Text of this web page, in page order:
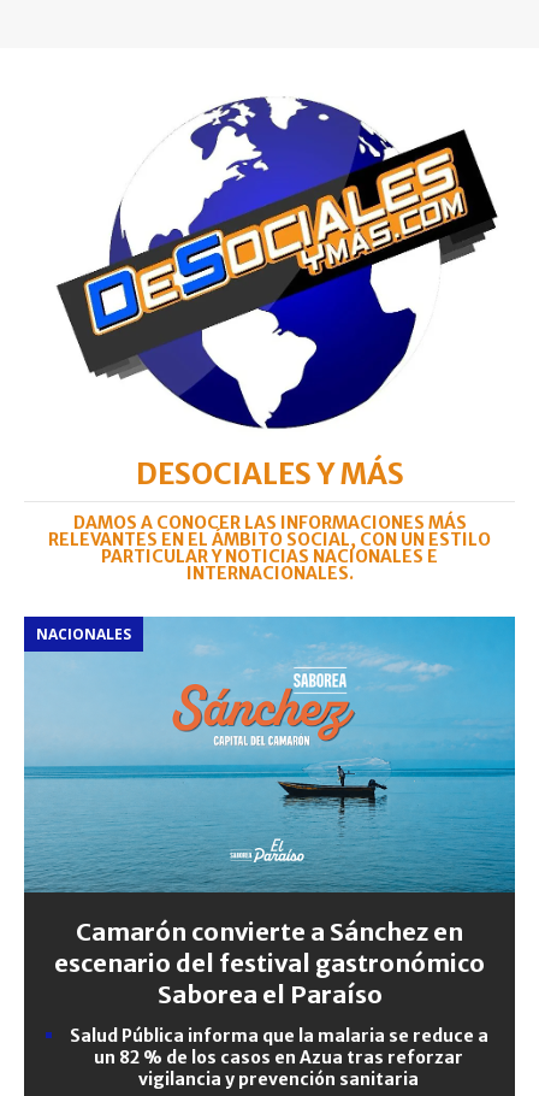
DESOCIALES Y MÁS
DAMOS A CONOCER LAS INFORMACIONES MÁS
RELEVANTES EN EL ÁMBITO SOCIAL, CON UN ESTILO
PARTICULAR Y NOTICIAS NACIONALES E
INTERNACIONALES.
NACIONALES
Camarón convierte a Sánchez en
escenario del festival gastronómico
Saborea el Paraíso
Salud Pública informa que la malaria se reduce a
un 82 % de los casos en Azua tras reforzar
vigilancia y prevención sanitaria